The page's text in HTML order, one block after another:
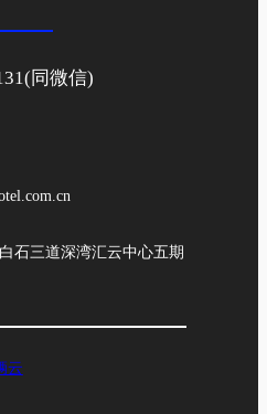
同微信)
石三道深湾汇云中心五期
云